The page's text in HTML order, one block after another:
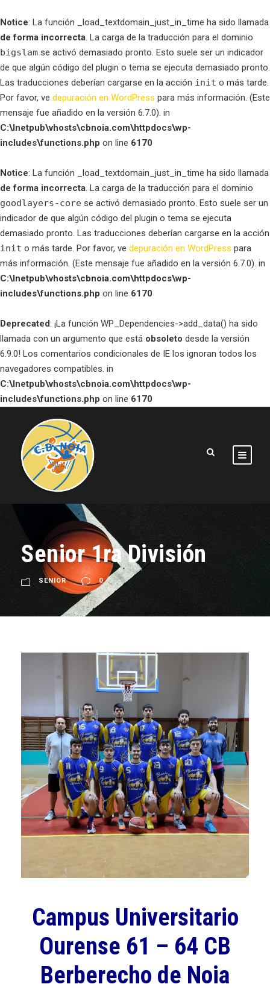
Notice: La función _load_textdomain_just_in_time ha sido llamada
de forma incorrecta. La carga de la traducción para el dominio
bigslam se activó demasiado pronto. Esto suele ser un indicador
de que algún código del plugin o tema se ejecuta demasiado pronto.
Las traducciones deberían cargarse en la acción init o más tarde.
Por favor, ve depuración en WordPress para más información. (Este
mensaje fue añadido en la versión 6.7.0). in
C:\Inetpub\vhosts\cbnoia.com\httpdocs\wp-
includes\functions.php on line 6170
Notice: La función _load_textdomain_just_in_time ha sido llamada
de forma incorrecta. La carga de la traducción para el dominio
goodlayers-core se activó demasiado pronto. Esto suele ser un
indicador de que algún código del plugin o tema se ejecuta
demasiado pronto. Las traducciones deberían cargarse en la acción
init o más tarde. Por favor, ve depuración en WordPress para
más información. (Este mensaje fue añadido en la versión 6.7.0). in
C:\Inetpub\vhosts\cbnoia.com\httpdocs\wp-
includes\functions.php on line 6170
Deprecated: ¡La función WP_Dependencies->add_data() ha sido
llamada con un argumento que está obsoleto desde la versión
6.9.0! Los comentarios condicionales de IE los ignoran todos los
navegadores compatibles. in
C:\Inetpub\vhosts\cbnoia.com\httpdocs\wp-
includes\functions.php on line 6170
Senior 1ra División
SENIOR 0
Campus Universitario
Ourense 61 – 64 CB
Berberecho de Noia